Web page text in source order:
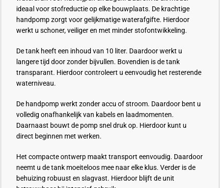
ideaal voor stofreductie op elke bouwplaats. De krachtige
handpomp zorgt voor gelijkmatige waterafgifte. Hierdoor
werkt u schoner, veiliger en met minder stofontwikkeling.
De tank heeft een inhoud van 10 liter. Daardoor werkt u
langere tijd door zonder bijvullen. Bovendien is de tank
transparant. Hierdoor controleert u eenvoudig het resterende
waterniveau.
De handpomp werkt zonder accu of stroom. Daardoor bent u
volledig onafhankelijk van kabels en laadmomenten.
Daarnaast bouwt de pomp snel druk op. Hierdoor kunt u
direct beginnen met werken.
Het compacte ontwerp maakt transport eenvoudig. Daardoor
neemt u de tank moeiteloos mee naar elke klus. Verder is de
behuizing robuust en slagvast. Hierdoor blijft de unit